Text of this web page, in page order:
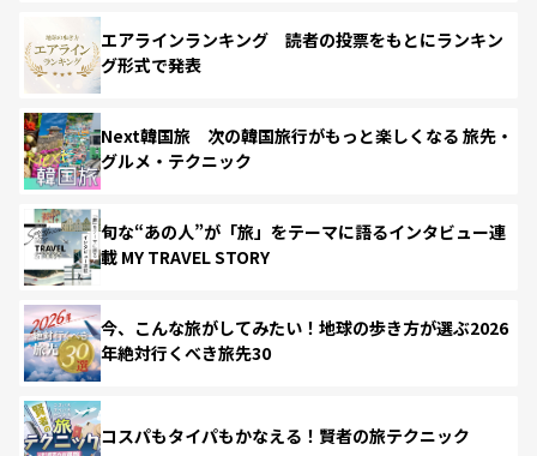
エアラインランキング 読者の投票をもとにランキン
グ形式で発表
Next韓国旅 次の韓国旅行がもっと楽しくなる 旅先・
グルメ・テクニック
旬な“あの人”が「旅」をテーマに語るインタビュー連
載 MY TRAVEL STORY
今、こんな旅がしてみたい！地球の歩き方が選ぶ2026
年絶対行くべき旅先30
コスパもタイパもかなえる！賢者の旅テクニック